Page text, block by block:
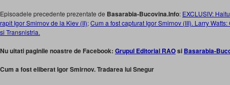
Episoadele precedente prezentate de Basarabia-Bucovina.Info: EXCLUSIV:
rapit Igor Smirnov de la Kiev (II);Cum a fost capturat Igor Smirnov (III). Larry
si Transnistria.
Nu uitati paginile noastre de Facebook: Grupul Editorial RAOsi Basarabia-
Cum a fost eliberat Igor Smirnov. Tradarea lui Snegur